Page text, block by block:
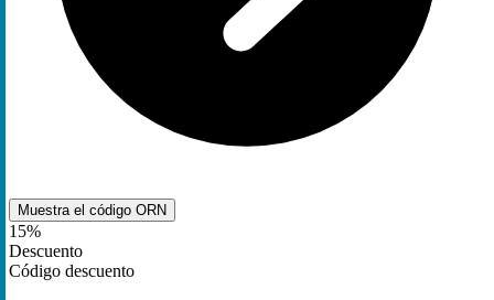
Muestra el código ORN
15%
Descuento
Código descuento